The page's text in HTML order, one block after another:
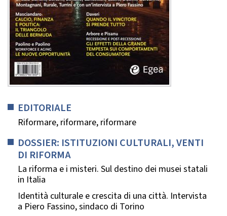
EDITORIALE
Riformare, riformare, riformare
DOSSIER: ISTITUZIONI CULTURALI, VENTI
DI RIFORMA
La riforma e i misteri. Sul destino dei musei statali
in Italia
Identità culturale e crescita di una città. Intervista
a Piero Fassino, sindaco di Torino